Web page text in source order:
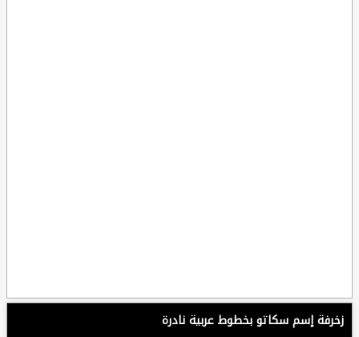
زخرفة إسم سكاتو بخطوط عربية نادرة